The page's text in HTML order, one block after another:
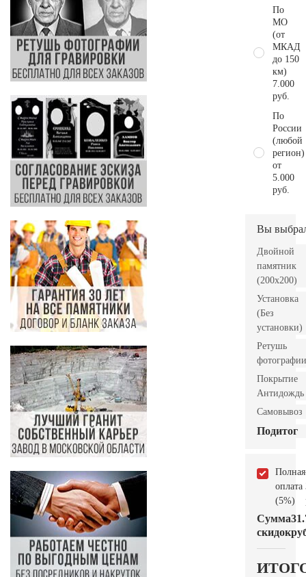
По
МО
(от
МКАД
до 150
км)
7.000
руб.
По
России
(любой
регион)
от
5.000
руб.
Вы
Двойной
памятник
(200х200)
Установка
(Без
установки)
Ретушь
фотографии
Покрытие
Антидождь
Самовывоз
Подитог
Полная
оплата
(5%)
Сумма
скидок